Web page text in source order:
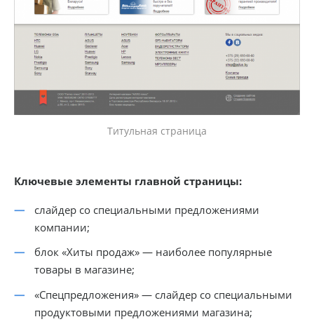
Титульная страница
Ключевые элементы главной страницы:
слайдер со специальными предложениями
компании;
блок «Хиты продаж» — наиболее популярные
товары в магазине;
«Спецпредложения» — слайдер со специальными
продуктовыми предложениями магазина;